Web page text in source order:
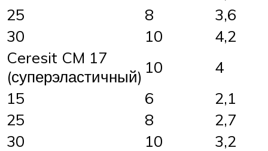
25
8
3,6
30
10
4,2
Ceresit CM 17
(суперэластичный) 10
4
15
6
2,1
25
8
2,7
30
10
3,2